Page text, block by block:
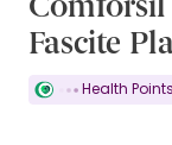
Fascite
Health Points